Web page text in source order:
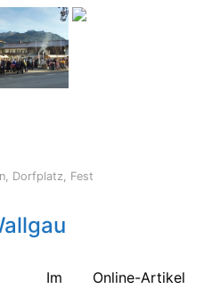
, Dorfplatz, Fest
Im Online-Artikel